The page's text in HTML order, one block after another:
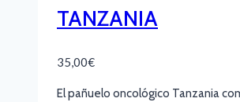
TANZANIA
35,00€
El pañuelo oncológico Tanzania